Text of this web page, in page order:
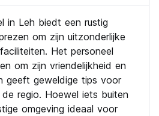
in Leh biedt een rustig
om zijn uitzonderlijke
Het personeel
om zijn vriendelijkheid en
geeft geweldige tips voor
regio. Hoewel iets buiten
omgeving ideaal voor